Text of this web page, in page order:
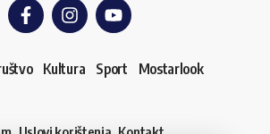
Kultura Sport Mostarlook